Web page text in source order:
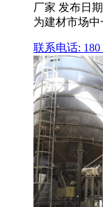
厂家 发布日
为建材市场
联系电话: 180